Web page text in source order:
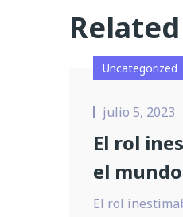
Uncategorized
julio 5, 2023
El rol
el
El rol